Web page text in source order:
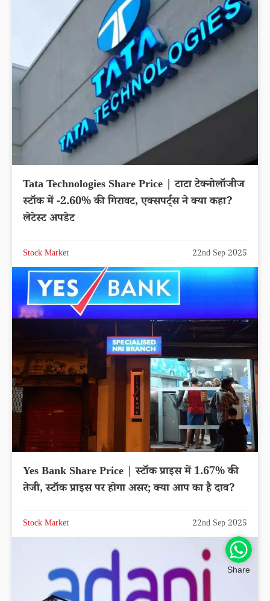
Tata Technologies Share Price | टाटा टेक्नोलॉजीज
स्टॉक में -2.60% की गिरावट, एक्सपर्ट्स ने क्या कहा?
लेटेस्ट अपडेट
Stock Market 22nd Sep 2025
Yes Bank Share Price | स्टॉक प्राइस में 1.67% की
तेजी, स्टॉक प्राइस पर होगा असर; क्या आप का है दाव?
Stock Market 22nd Sep 2025
Share